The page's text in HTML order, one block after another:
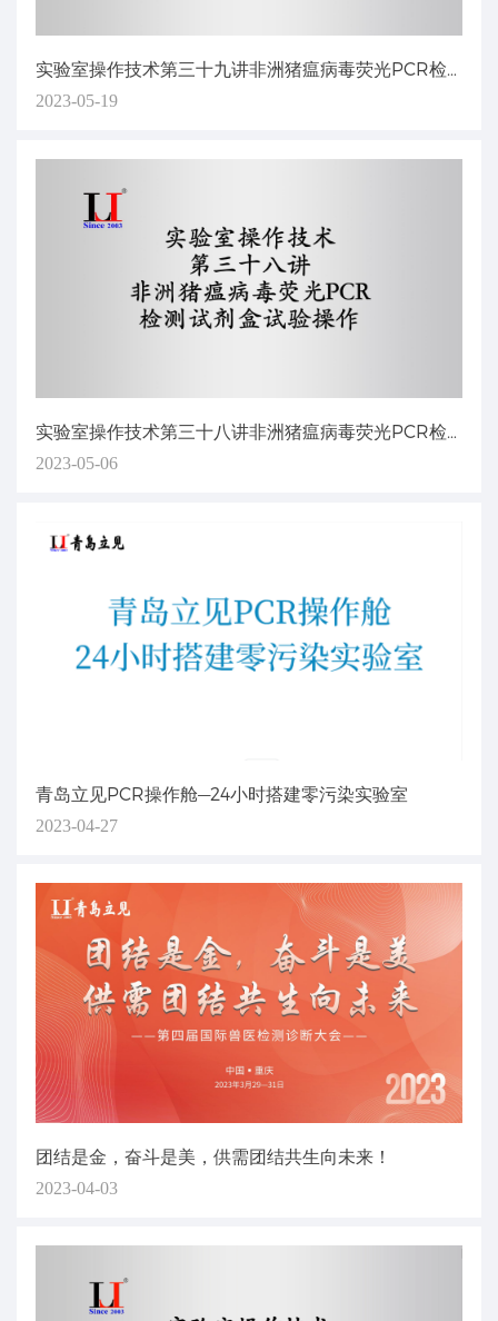
实验室操作技术第三十九讲非洲猪瘟病毒荧光PCR检测试剂盒（一步法）试验操作
2023-05-19
实验室操作技术第三十八讲非洲猪瘟病毒荧光PCR检测试剂盒试验操作
2023-05-06
青岛立见PCR操作舱—24小时搭建零污染实验室
2023-04-27
团结是金，奋斗是美，供需团结共生向未来！
2023-04-03